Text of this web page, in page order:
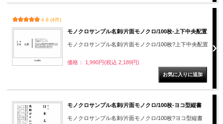
4.8 (4件)
モノクロサンプル名刺/片面モノクロ/100枚-上下中央配置
モノクロサンプル名刺/片面モノクロ/100枚?上下中央配置
価格： 1,990円(税込 2,189円)
モノクロサンプル名刺/片面モノクロ/100枚-ヨコ型縦書
モノクロサンプル名刺/片面モノクロ/100枚?ヨコ型縦書